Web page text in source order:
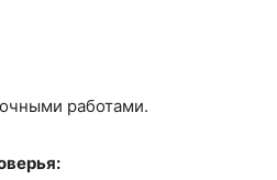
работами.